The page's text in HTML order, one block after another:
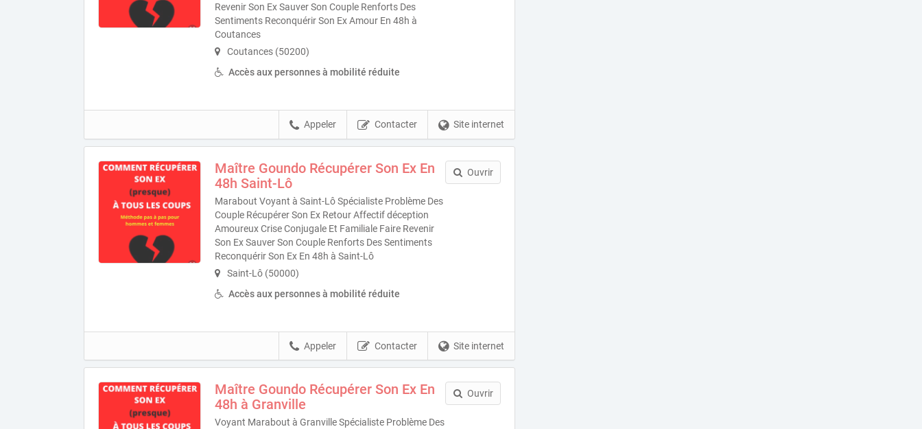
Revenir Son Ex Sauver Son Couple Renforts Des
Sentiments Reconquérir Son Ex Amour En 48h à
Coutances
Coutances (50200)
Accès aux personnes à mobilité réduite
Site internet
Contacter
Appeler
Maître Goundo Récupérer Son Ex En
48h Saint-Lô
Marabout Voyant à Saint-Lô Spécialiste Problème Des
Couple Récupérer Son Ex Retour Affectif déception
Amoureux Crise Conjugale Et Familiale Faire Revenir
Son Ex Sauver Son Couple Renforts Des Sentiments
Reconquérir Son Ex En 48h à Saint-Lô
Saint-Lô (50000)
Accès aux personnes à mobilité réduite
Ouvrir
Site internet
Contacter
Appeler
Maître Goundo Récupérer Son Ex En
48h à Granville
Voyant Marabout à Granville Spécialiste Problème Des
Ouvrir